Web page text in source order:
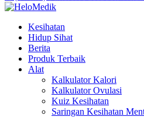
Kesihatan
Hidup Sihat
Berita
Produk Terbaik
Alat
Kalkulator Kalori
Kalkulator Ovulasi
Kuiz Kesihatan
Saringan Kesihatan